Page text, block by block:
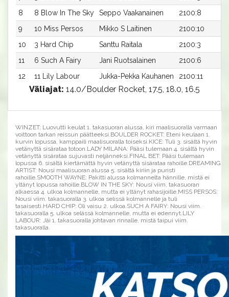
8
8 Blow In The Sky Seppo Vaakanainen 2100:8
9
10 Miss Persos Mikko S Laitinen 2100:10
10
3 Hard Chip Santtu Raitala 2100:3
11
6 Such A Fairy Jani Ruotsalainen 2100:6
12
11 Lily Labour Jukka-Pekka Kauhanen 2100:11
Väliajat: 14.0/Boulder Rocket, 17.5, 18.0, 16.5
WINZET: Luovutti keulat 1. takasuoran alussa, kiri maalisuoralla varmaan
voittoon tarkan reissun päätteeksi.BOULDER ROCKET: Eteni keulaan 1.
kurvin lopussa, kamppaili maalisuoralla toiseksi.KICE: Tuli 3. sisältä hyvin
vetänyttä sisärataa totoon.LADY MILANA: Pääsi tulemaan 4. sisältä hyvin
vetänyttä sisärataa sujuvasti neljänneksi.FINAL BET: Pääsi tulemaan
lopussa 6. sisältä kiertämättä hyvin vetänyttä sisärataa rahoille.DREAMING
ARTIST: Nousi maalisuoran alussa 5. sisältä kiriin ja puristi
rahoille.SMOOTH WAYNE: Pakitti alussa kolmannelta hännille, mistä ei
yltänyt lopussa rahoille.BLOW IN THE SKY: Nousi viim. takasuoran
alkaessa 4. ulkoa kolmannelle, mutta ei yltänyt rahasijoille.MISS PERSOS:
Nousi viim. takasuoralla 3. ulkoa selissä kolmannelle ja tuli
tasaisesti.HARD CHIP: Oli vaisu 2. ulkoa.SUCH A FAIRY: Nousi viim.
takasuoralla 5. ulkoa selässä kolmannelle, mutta ei edennyt.LILY
LABOUR: Jäi 1. takasuoralla johtavan rinnalle, mistä taipui viim.
takasuoralla.